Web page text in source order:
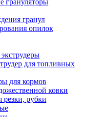
грануляторы
гранул
опилок
для топливных
для кормов
ковки
резки, рубки